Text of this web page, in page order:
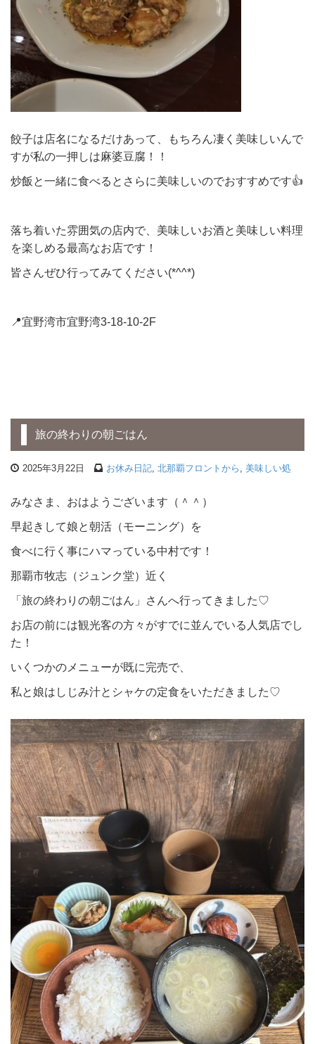
餃子は店名になるだけあって、もちろん凄く美味しいんで
すが私の一押しは麻婆豆腐！！
炒飯と一緒に食べるとさらに美味しいのでおすすめです👍
落ち着いた雰囲気の店内で、美味しいお酒と美味しい料理
を楽しめる最高なお店です！
皆さんぜひ行ってみてください(*^^*)
📍宜野湾市宜野湾3-18-10-2F
旅の終わりの朝ごはん
2025年3月22日 お休み日記 北那覇フロントから 美味しい処
みなさま、おはようございます（＾＾）
早起きして娘と朝活（モーニング）を
食べに行く事にハマっている中村です！
那覇市牧志（ジュンク堂）近く
「旅の終わりの朝ごはん」さんへ行ってきました♡
お店の前には観光客の方々がすでに並んでいる人気店でし
た！
いくつかのメニューが既に完売で、
私と娘はしじみ汁とシャケの定食をいただきました♡